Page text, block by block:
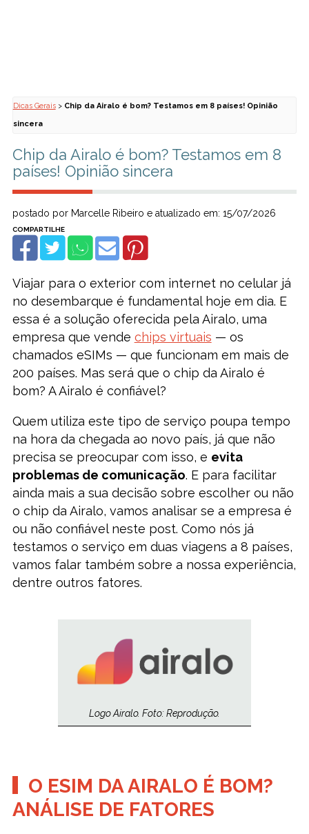
Dicas Gerais> Chip da Airalo é bom? Testamos em 8 países! Opinião
sincera
Chip da Airalo é bom? Testamos em 8
países! Opinião sincera
postado por Marcelle Ribeiro e atualizado em: 15/07/2026
Viajar para o exterior com internet no celular já
no desembarque é fundamental hoje em dia. E
essa é a solução oferecida pela Airalo, uma
empresa que vende chips virtuais — os
chamados eSIMs — que funcionam em mais de
200 países. Mas será que o chip da Airalo é
bom? A Airalo é confiável?
Quem utiliza este tipo de serviço poupa tempo
na hora da chegada ao novo país, já que não
precisa se preocupar com isso, e evita
problemas de comunicação. E para facilitar
ainda mais a sua decisão sobre escolher ou não
o chip da Airalo, vamos analisar se a empresa é
ou não confiável neste post. Como nós já
testamos o serviço em duas viagens a 8 países,
vamos falar também sobre a nossa experiência,
dentre outros fatores.
Logo Airalo. Foto: Reprodução.
O ESIM DA AIRALO É BOM?
ANÁLISE DE FATORES